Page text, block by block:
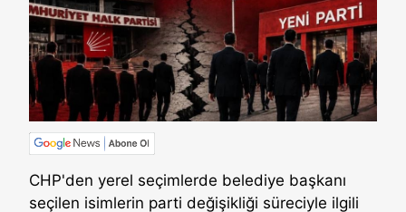
CHP'den yerel seçimlerde belediye başkanı
seçilen isimlerin parti değişikliği süreciyle ilgili